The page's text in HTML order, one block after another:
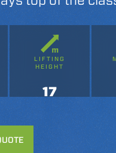
LIFTING
HEIGHT
17